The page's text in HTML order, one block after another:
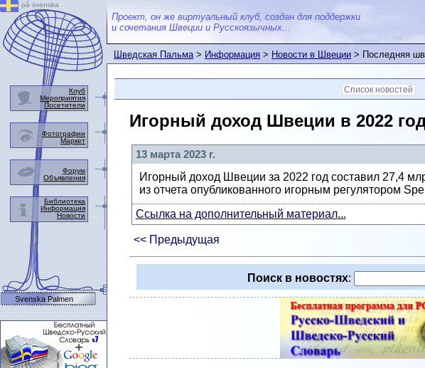
Проект, он же виртуальный клуб, создан для поддержки
и сочетания Швеции и Русскоязычных...
Шведская Пальма>Информация>Новости в Швеции> Последняя
Список новостей
Игорный доход Швеции в 2022
13 марта 2023 г.
Игорный доход Швеции за 2022 год составил 27,4
из отчета опубликованного игорным регулятором
Ссылка на дополнительный материал...
<< Предыдущая
Поиск в новостях:
på svenska
Клуб
Мероприятия
Посетители
Фотографии
Маркет
Форум
Объявления
Библиотека
Информация
Новости
Svenska Palmen